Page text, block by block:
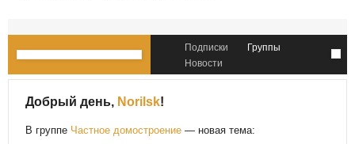
Подписки
Группы
Новости
Добрый день, Norilsk!
В группе Частное домостроение — новая тема: